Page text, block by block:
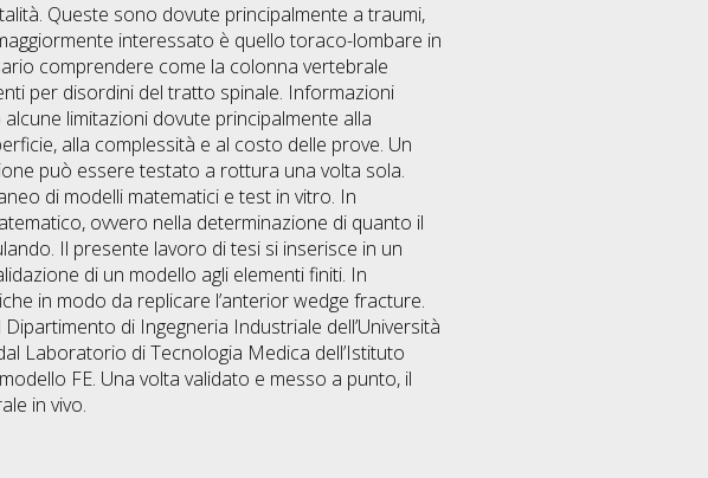
Queste sono dovute principalmente a traumi,
interessato è quello toraco-lombare in
comprendere come la colonna vertebrale
per disordini del tratto spinale. Informazioni
limitazioni dovute principalmente alla
alla complessità e al costo delle prove. Un
può essere testato a rottura una volta sola.
di modelli matematici e test in vitro. In
ovvero nella determinazione di quanto il
Il presente lavoro di tesi si inserisce in un
di un modello agli elementi finiti. In
in modo da replicare l’anterior wedge fracture.
di Ingegneria Industriale dell’Università
Laboratorio di Tecnologia Medica dell’Istituto
FE. Una volta validato e messo a punto, il
in vivo.